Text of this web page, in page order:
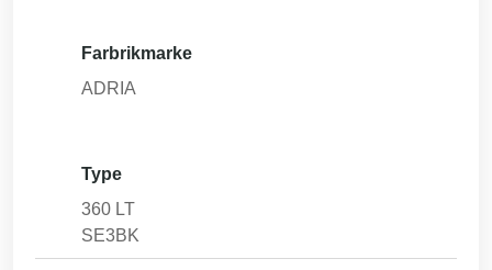
Farbrikmarke
ADRIA
Type
360 LT
SE3BK